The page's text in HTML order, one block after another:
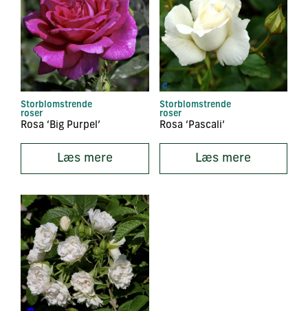
Storblomstrende
roser
Rosa ‘Big Purpel’
Læs mere
Storblomstrende
roser
Rosa ‘Pascali’
Læs mere